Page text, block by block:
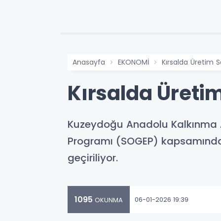
Anasayfa EKONOMİ Kırsalda Üretim
Kırsalda
Kuzeydoğu Anadolu
Programı (SOGEP)
geçiriliyor.
1095 OKUNMA 06-01-2026 19:39